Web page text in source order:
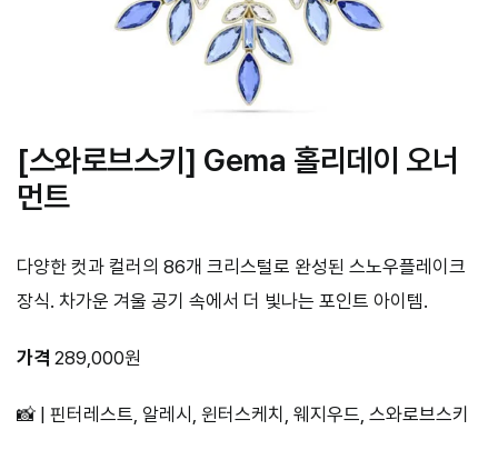
[스와로브스키] Gema 홀리데이 오너
먼트
다양한 컷과 컬러의 86개 크리스털로 완성된 스노우플레이크
장식. 차가운 겨울 공기 속에서 더 빛나는 포인트 아이템.
가격 289,000원
📸 | 핀터레스트, 알레시, 윈터스케치, 웨지우드, 스와로브스키